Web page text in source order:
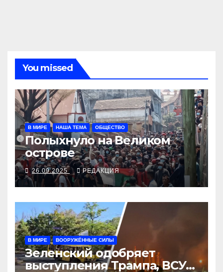
You missed
В МИРЕ НАША ТЕМА ОБЩЕСТВО
Полыхнуло на Великом
острове
26.09.2025 РЕДАКЦИЯ
В МИРЕ ВООРУЖЁННЫЕ СИЛЫ
Зеленский одобряет
выступления Трампа, ВСУ